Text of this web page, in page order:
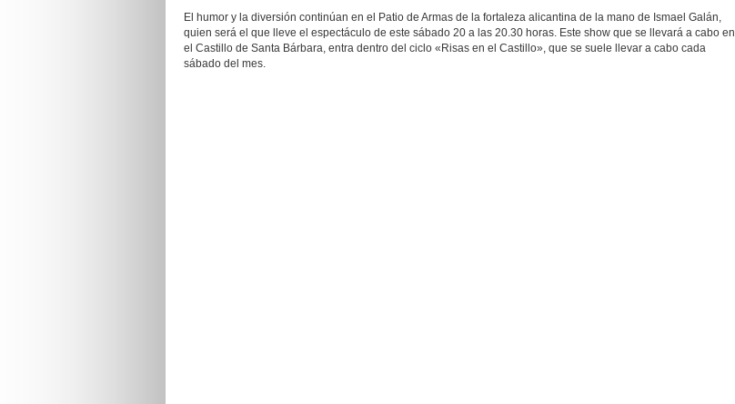
El humor y la diversión continúan en el Patio de Armas de la fortaleza alicantina de la mano de Ismael Galán,
quien será el que lleve el espectáculo de este sábado 20 a las 20.30 horas. Este show que se llevará a cabo en
el Castillo de Santa Bárbara, entra dentro del ciclo «Risas en el Castillo», que se suele llevar a cabo cada
sábado del mes.